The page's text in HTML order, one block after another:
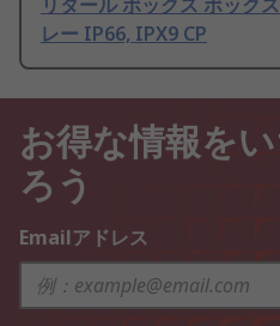
リタール ボックス ボック
レー IP66, IPX9 CP
お得な情報を
ろう
Emailアドレス